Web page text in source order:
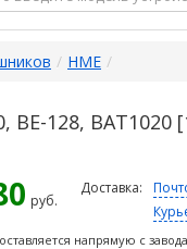
/ HME /
BE-128, BAT1020
руб.
Доставка:
напрямую с